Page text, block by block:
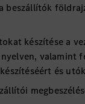
beszállítók
készítése a
valamint
és